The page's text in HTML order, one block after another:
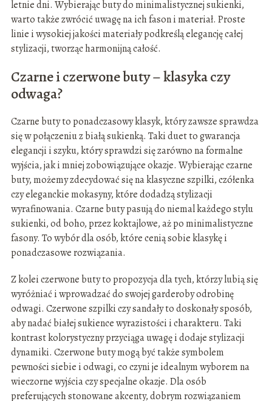
letnie dni. Wybierając buty do minimalistycznej sukienki,
warto także zwrócić uwagę na ich fason i materiał. Proste
linie i wysokiej jakości materiały podkreślą elegancję całej
stylizacji, tworząc harmonijną całość.
Czarne i czerwone buty – klasyka czy
odwaga?
Czarne buty to ponadczasowy klasyk, który zawsze sprawdza
się w połączeniu z białą sukienką. Taki duet to gwarancja
elegancji i szyku, który sprawdzi się zarówno na formalne
wyjścia, jak i mniej zobowiązujące okazje. Wybierając czarne
buty, możemy zdecydować się na klasyczne szpilki, czółenka
czy eleganckie mokasyny, które dodadzą stylizacji
wyrafinowania. Czarne buty pasują do niemal każdego stylu
sukienki, od boho, przez koktajlowe, aż po minimalistyczne
fasony. To wybór dla osób, które cenią sobie klasykę i
ponadczasowe rozwiązania.
Z kolei czerwone buty to propozycja dla tych, którzy lubią się
wyróżniać i wprowadzać do swojej garderoby odrobinę
odwagi. Czerwone szpilki czy sandały to doskonały sposób,
aby nadać białej sukience wyrazistości i charakteru. Taki
kontrast kolorystyczny przyciąga uwagę i dodaje stylizacji
dynamiki. Czerwone buty mogą być także symbolem
pewności siebie i odwagi, co czyni je idealnym wyborem na
wieczorne wyjścia czy specjalne okazje. Dla osób
preferujących stonowane akcenty, dobrym rozwiązaniem